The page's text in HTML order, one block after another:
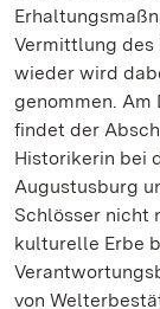
Vermittlung des
wieder wird
genommen. Am
findet der
Historikerin bei
Augustusburg
Schlösser nicht
kulturelle Erbe
von